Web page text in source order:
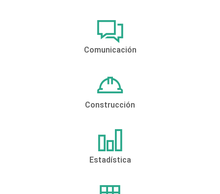
Comunicación
Construcción
Estadística